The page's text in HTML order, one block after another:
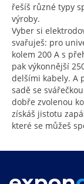
řešíš různé typy
výroby.
Vyber si
svařuješ: pro
kolem 200 A s
pak výkonnější
delšími kabely. A
sadě se
dobře zvolenou
získáš jistotu
které se můžeš